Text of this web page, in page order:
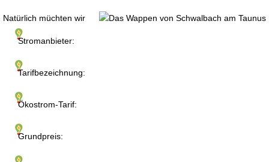
Stromanbieter:
Tarifbezeichnung:
Ökostrom-Tarif:
Grundpreis:
Natürlich müchten wir